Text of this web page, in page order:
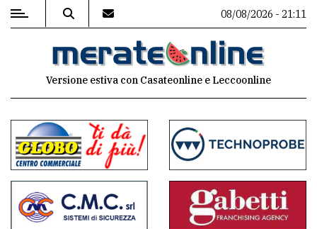
MENU
commenti
Contenuti
del
sito
08/08/2026 - 21:11
Versione estiva con Casateonline e Leccoonline